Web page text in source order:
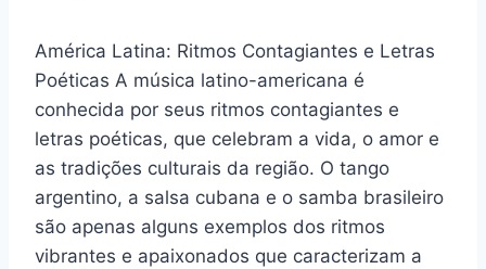
América Latina: Ritmos Contagiantes e Letras
Poéticas A música latino-americana é
conhecida por seus ritmos contagiantes e
letras poéticas, que celebram a vida, o amor e
as tradições culturais da região. O tango
argentino, a salsa cubana e o samba brasileiro
são apenas alguns exemplos dos ritmos
vibrantes e apaixonados que caracterizam a